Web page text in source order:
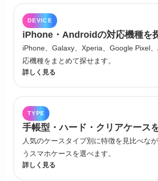
DEVICE
iPhone・Androidの対応機種を
iPhone、Galaxy、Xperia、Google Pixel
応機種をまとめて探せます。
詳しく見る
TYPE
手帳型・ハード・クリアケース
人気のケースタイプ別に特徴を見比べな
うスマホケースを選べます。
詳しく見る